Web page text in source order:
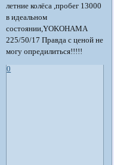
летние колёса ,пробег 13000
в идеальном
состоянии,YOKOHAMA
225/50/17 Правда с ценой не
могу опредилиться!!!!!
0